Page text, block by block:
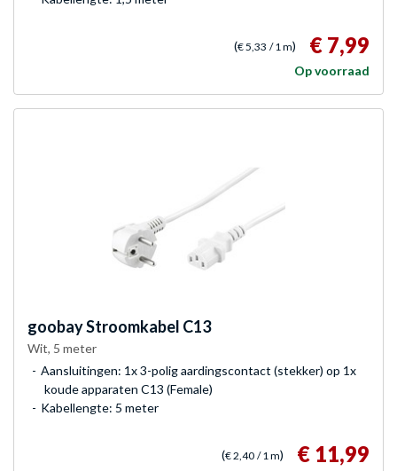
(€ 5,33 / 1 m) € 7,99
Op voorraad
goobayStroomkabel C13
Wit, 5 meter
Aansluitingen: 1x 3-polig aardingscontact (stekker) op 1x
koude apparaten C13 (Female)
Kabellengte: 5 meter
(€ 2,40 / 1 m) € 11,99